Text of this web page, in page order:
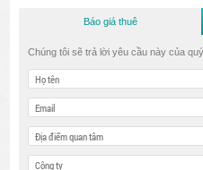
Báo giá thuê
Chúng tôi sẽ trả lời yêu cầu này của